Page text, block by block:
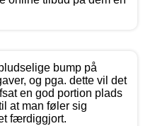
bump på
og pga. dette vil det
en god portion plads
at man føler sig
færdiggjort.